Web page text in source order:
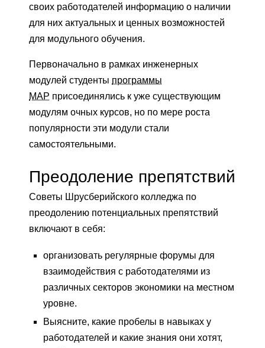
своих работодателей информацию о наличии
для них актуальных и ценных возможностей
для модульного обучения.
Первоначально в рамках инженерных
модулей студенты программы
MAP присоединялись к уже существующим
модулям очных курсов, но по мере роста
популярности эти модули стали
самостоятельными.
Преодоление препятствий
Советы Шрусберийского колледжа по
преодолению потенциальных препятствий
включают в себя:
организовать регулярные форумы для
взаимодействия с работодателями из
различных секторов экономики на местном
уровне.
Выясните, какие пробелы в навыках у
работодателей и какие знания они хотят,